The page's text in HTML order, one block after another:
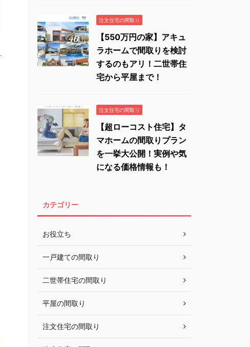
注文住宅の間取り
【550万円の家】アキュ
ラホームで間取りを検討
するのもアリ！二世帯住
宅から平屋まで！
注文住宅の間取り
【超ローコスト住宅】タ
マホームの間取りプラン
を一挙大公開！実例や気
になる価格情報も！
カテゴリー
お役立ち
一戸建ての間取り
二世帯住宅の間取り
平屋の間取り
注文住宅の間取り